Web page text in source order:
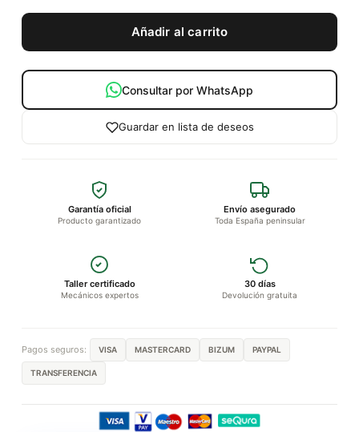
Añadir al carrito
Consultar por WhatsApp
Guardar en lista de deseos
Garantía oficial
Producto garantizado
Envío asegurado
Toda España peninsular
Taller certificado
Mecánicos expertos
30 días
Devolución gratuita
Pagos seguros: VISA MASTERCARD BIZUM PAYPAL
TRANSFERENCIA